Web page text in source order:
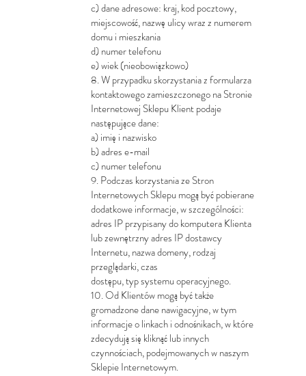
c) dane adresowe: kraj, kod pocztowy,
miejscowość, nazwę ulicy wraz z numerem
domu i mieszkania
d) numer telefonu
e) wiek (nieobowiązkowo)
8. W przypadku skorzystania z formularza
kontaktowego zamieszczonego na Stronie
Internetowej Sklepu Klient podaje
następujące dane:
a) imię i nazwisko
b) adres e-mail
c) numer telefonu
9. Podczas korzystania ze Stron
Internetowych Sklepu mogą być pobierane
dodatkowe informacje, w szczególności:
adres IP przypisany do komputera Klienta
lub zewnętrzny adres IP dostawcy
Internetu, nazwa domeny, rodzaj
przeglądarki, czas
dostępu, typ systemu operacyjnego.
10. Od Klientów mogą być także
gromadzone dane nawigacyjne, w tym
informacje o linkach i odnośnikach, w które
zdecydują się kliknąć lub innych
czynnościach, podejmowanych w naszym
Sklepie Internetowym.